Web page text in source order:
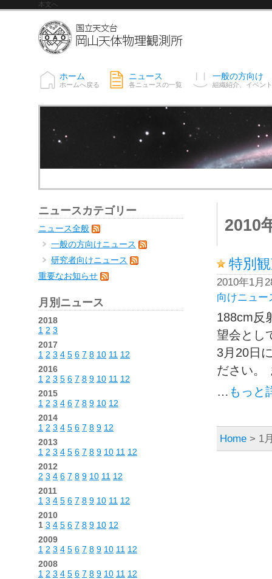
本文へ
ホーム
ホームへ戻る
ニュース
各ニュースの一覧
一般の方向け
組織紹介、イベン
2010
特別
2010年1月
向けニュー
188cm反
望会とし
3月20日
ださい。
… もっと
Home > 1
ニュースカテゴリー
ニュース全般
一般の方向けニュース
研究者向けニュース
重要なお知らせ
月別ニュース
2018
1 2 3
2017
1 2 3 4 5 6 7 8 10 11 12
2016
1 2 3 5 6 7 8 9 10 11 12
2015
1 2 3 4 6 7 8 9 10 12
2014
1 2 3 4 5 6 7 8 9 12
2013
1 2 3 4 5 6 7 8 9 10 11 12
2012
2 3 4 6 7 8 9 10 11 12
2011
1 3 4 5 6 7 8 9 10 11 12
2010
1 3 4 5 6 7 8 9 10 12
2009
1 2 3 4 5 6 7 8 9 10 11 12
2008
1 2 3 4 5 6 7 8 9 10 11 12